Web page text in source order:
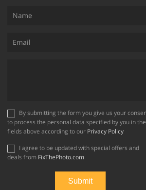
to process the personal data specified by you in the
fields above according to our Privacy Policy
deals from FixThePhoto.com